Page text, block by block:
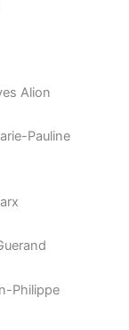
Alion
Pauline
Philippe